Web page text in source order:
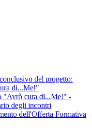
del progetto:
di...Me!"
"Avrò cura di...Me!" -
degli incontri
dell'Offerta Formativa